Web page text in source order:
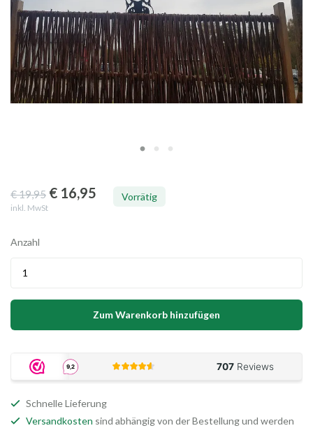
€ 19,95 € 16,95
inkl. MwSt
Vorrätig
Anzahl
Zum Warenkorb hinzufügen
Schnelle Lieferung
Versandkosten sind abhängig von der Bestellung und werden